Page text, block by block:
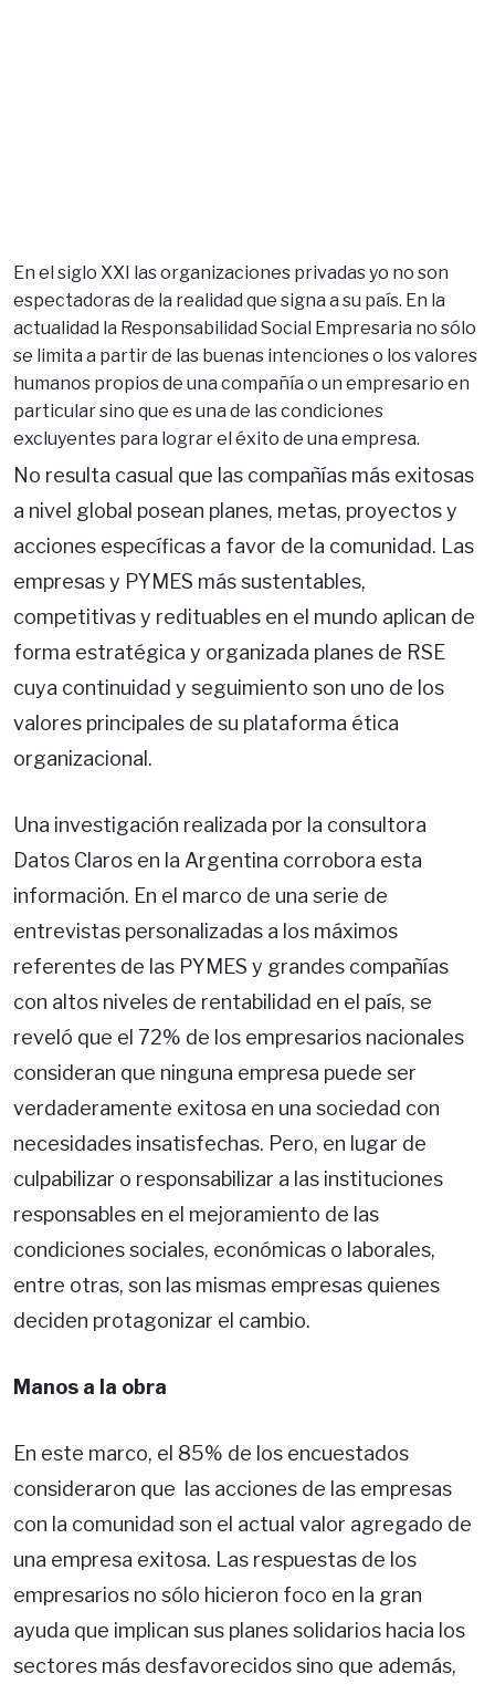
En el siglo XXI las organizaciones privadas yo no son
espectadoras de la realidad que signa a su país. En la
actualidad la Responsabilidad Social Empresaria no sólo
se limita a partir de las buenas intenciones o los valores
humanos propios de una compañía o un empresario en
particular sino que es una de las condiciones
excluyentes para lograr el éxito de una empresa.
No resulta casual que las compañías más exitosas
a nivel global posean planes, metas, proyectos y
acciones específicas a favor de la comunidad. Las
empresas y PYMES más sustentables,
competitivas y redituables en el mundo aplican de
forma estratégica y organizada planes de RSE
cuya continuidad y seguimiento son uno de los
valores principales de su plataforma ética
organizacional.
Una investigación realizada por la consultora
Datos Claros en la Argentina corrobora esta
información. En el marco de una serie de
entrevistas personalizadas a los máximos
referentes de las PYMES y grandes compañías
con altos niveles de rentabilidad en el país, se
reveló que el 72% de los empresarios nacionales
consideran que ninguna empresa puede ser
verdaderamente exitosa en una sociedad con
necesidades insatisfechas. Pero, en lugar de
culpabilizar o responsabilizar a las instituciones
responsables en el mejoramiento de las
condiciones sociales, económicas o laborales,
entre otras, son las mismas empresas quienes
deciden protagonizar el cambio.
Manos a la obra
En este marco, el 85% de los encuestados
consideraron que las acciones de las empresas
con la comunidad son el actual valor agregado de
una empresa exitosa. Las respuestas de los
empresarios no sólo hicieron foco en la gran
ayuda que implican sus planes solidarios hacia los
sectores más desfavorecidos sino que además,